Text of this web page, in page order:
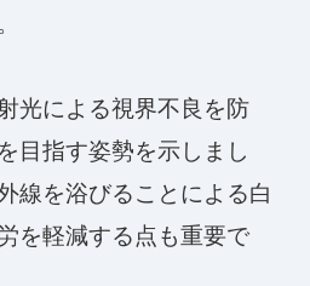
光による視界不良を防
目指す姿勢を示しまし
線を浴びることによる白
を軽減する点も重要で